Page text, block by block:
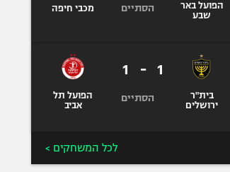
הפועל באר
שבע
הסתיים מכבי חיפה
בית"ר
ירושלים
1
-
1
הסתיים
הפועל תל
אביב
לכל המשחקים >